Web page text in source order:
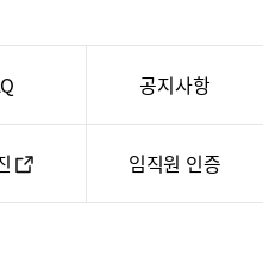
공지사항
임직원 인증